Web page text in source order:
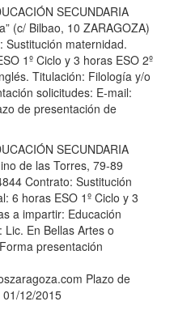
SECUNDARIA
(c/ Bilbao, 10 ZARAGOZA)
maternidad.
1º Ciclo y 3 horas ESO 2º
Titulación: Filología y/o
solicitudes: E-mail:
de presentación de
SECUNDARIA
de las Torres, 79-89
Contrato: Sustitución
6 horas ESO 1º Ciclo y 3
a impartir: Educación
Lic. En Bellas Artes o
presentación
Plazo de
12/2015